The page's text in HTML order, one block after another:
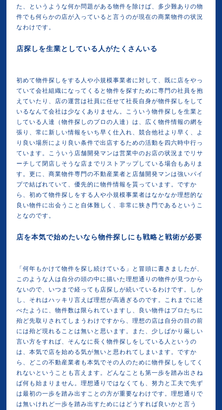
た、というような何か問題がある物件を除けば、多少難ありの物
件でも何らかの店が入っていると言うのが現在の商業物件の状況
なわけです。
店探しを生業としている人がたくさんいる
初めて物件探しをする人や小規模事業者に対して、既に店をやっ
ていて会社組織になってくると物件を探すために専門の社員を抱
えていたり、店の運営は社員に任せて社長自身が物件探しをして
いるなんて会社は少なくありません。こういう物件探しを生業と
している人達（物件探しのプロの人達）は、広く物件情報の網を
張り、常に新しい情報をいち早く仕入れ、競合他社より早く、よ
り良い場所により良い条件で出店するための活動を四六時中行っ
ています。こういう店舗開発マンは営業中のお店の状況までリサ
ーチして閉店しそうな店までリストアップしている場合もありま
す。更に、商業物件専門の不動産業者と店舗開発マンは強いパイ
プで結ばれていて、優先的に物件情報を貰っています。ですか
ら、初めて物件探しをする人や小規模事業者はなかなか理想的な
良い物件に出会うこと自体難しく、非常に狭き門であるというこ
となのです。
店を本気で始めたいなら物件探しにも戦略と戦術が必要
「何年もかけて物件を探し続けている」と冒頭に書きましたが、
このような人は自分の頭の中に描いた理想通りの物件が見つから
ないので、いつまで経っても店探しが続いているわけです。しか
し、それはハッキリ言えば理想が高過ぎるのです。これまでに述
べたように、物件数は限られていますし、良い物件はプロたちに
殆ど先取りされてしまうわけですから、理想の店は自分の目の前
には殆ど現れることは無いと思います。また、少しばかり厳しい
言い方をすれば、そんなに長く物件探しをしている人というの
は、本気で店を始める気が無いと思われてしまいます。ですか
ら、どこの不動産業者も本気でその人のために物件探しをしてく
れないということも言えます。どんなことも第一歩を踏み出さね
ば何も始まりません。理想通りではなくても、努力と工夫で先ず
は最初の一歩を踏み出すことの方が重要なわけです。理想通りで
は無いけれど一歩を踏み出すためにはどうすれば良いかと言う